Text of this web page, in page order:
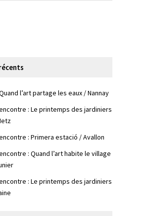
l’art partage les eaux / Nannay
: Le printemps des jardiniers
: Primera estació / Avallon
: Quand l’art habite le village
: Le printemps des jardiniers